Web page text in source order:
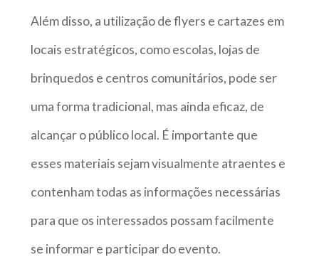
Além disso, a utilização de flyers e cartazes em
locais estratégicos, como escolas, lojas de
brinquedos e centros comunitários, pode ser
uma forma tradicional, mas ainda eficaz, de
alcançar o público local. É importante que
esses materiais sejam visualmente atraentes e
contenham todas as informações necessárias
para que os interessados possam facilmente
se informar e participar do evento.